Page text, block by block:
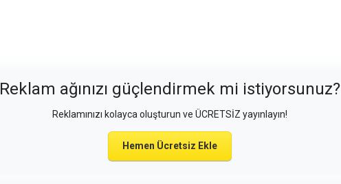
Reklam ağınızı güçlendirmek mi istiyorsunuz?
Reklamınızı kolayca oluşturun ve ÜCRETSİZ yayınlayın!
Hemen Ücretsiz Ekle